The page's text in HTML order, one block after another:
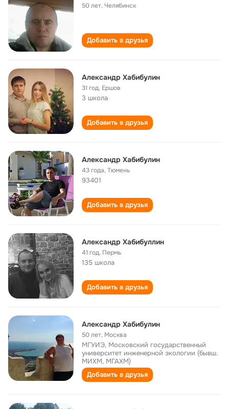
50 лет,Челябинск
Добавить в друзья
Александр Хабибулин
31 год, Ершов
3 школа
Добавить в друзья
Александр Хабибулин
43 года,Тюмень
93401
Добавить в друзья
Александр Хабибуллин
41 год, Пермь
135 школа
Добавить в друзья
Александр Хабибулин
50 лет, Москва
МГУИЭ, Московский государственный
университет инженерной экологии (бывш.
МИХМ, МГАХМ)
Добавить в друзья